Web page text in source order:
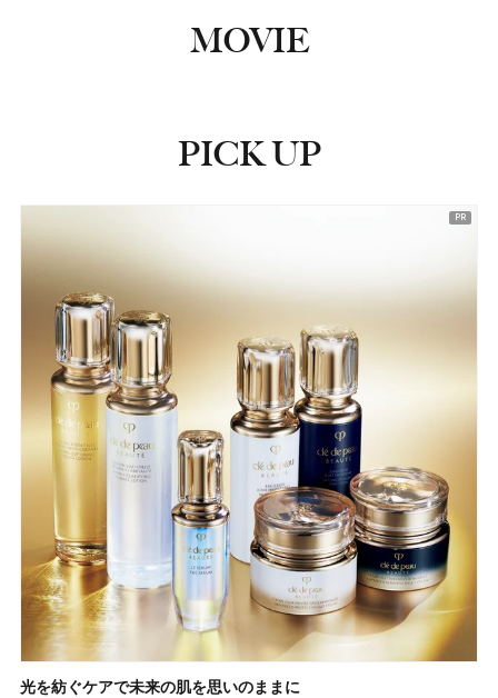
MOVIE
PICK UP
光を紡ぐケアで未来の肌を思いのままに